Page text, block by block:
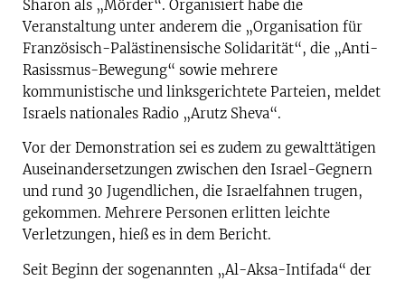
Sharon als „Mörder“. Organisiert habe die
Veranstaltung unter anderem die „Organisation für
Französisch-Palästinensische Solidarität“, die „Anti-
Rasissmus-Bewegung“ sowie mehrere
kommunistische und linksgerichtete Parteien, meldet
Israels nationales Radio „Arutz Sheva“.
Vor der Demonstration sei es zudem zu gewalttätigen
Auseinandersetzungen zwischen den Israel-Gegnern
und rund 30 Jugendlichen, die Israelfahnen trugen,
gekommen. Mehrere Personen erlitten leichte
Verletzungen, hieß es in dem Bericht.
Seit Beginn der sogenannten „Al-Aksa-Intifada“ der